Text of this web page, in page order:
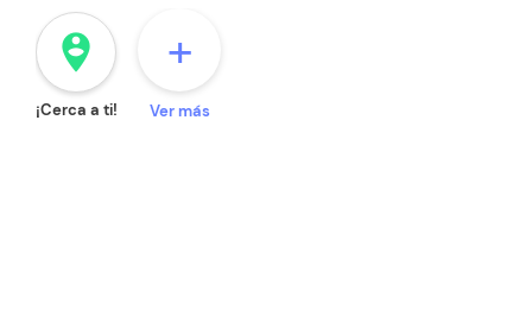
person_pin_circle
¡Cerca a ti!
+
Ver más